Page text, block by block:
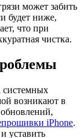
может забить
будет ниже,
что при
чистка.
системных
возникают в
обновлений,
iPhone.
уставить